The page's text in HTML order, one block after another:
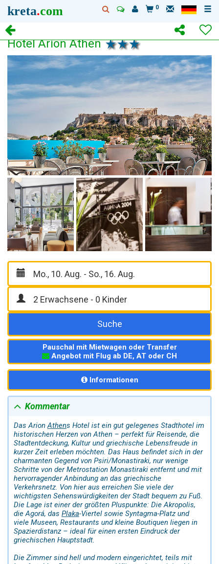
kreta.com 0
Hotel Arion Athen
Suche
Pauschal mit Mietwagen oder Transfer
Angebot mit Flug ab DE, AT oder CH
Informationen
Kommentar
Das ArionAthens Hotel ist ein gut gelegenes Stadthotel im
historischen Herzen von Athen – perfekt für Reisende, die
Stadtentdeckung, Kultur und griechische Lebensfreude in
kurzer Zeit erleben möchten. Das Haus befindet sich in der
charmanten Gegend von Psiri/Monastiraki, nur wenige
Schritte von der Metrostation Monastiraki entfernt und mit
hervorragender Anbindung an das griechische
Verkehrsnetz. Von hier aus erreichen Sie viele der
wichtigsten Sehenswürdigkeiten der Stadt bequem zu Fuß.
Die Lage ist einer der größten Pluspunkte: Die Akropolis,
die Agorá, das Plaka-Viertel sowie Syntagma-Platz und
viele Museen, Restaurants und kleine Boutiquen liegen in
Spazierdistanz – ideal für einen ersten Eindruck der
griechischen Hauptstadt.
Die Zimmer sind hell und modern eingerichtet, teils mit